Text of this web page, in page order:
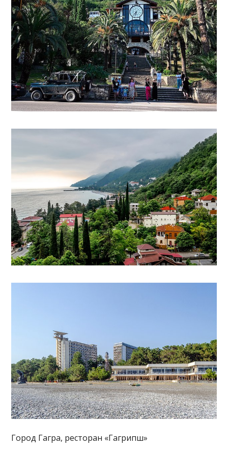
Город Гагра, ресторан «Гагрипш»